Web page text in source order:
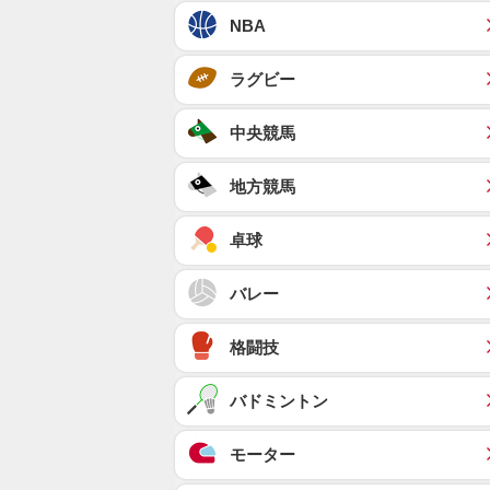
NBA
ラグビー
中央競馬
地方競馬
卓球
バレー
格闘技
バドミントン
モーター